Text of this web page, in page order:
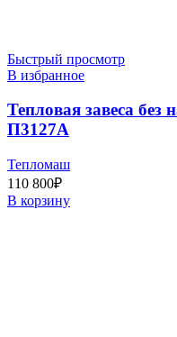
Быстрый просмотр
В избранное
Тепловая завеса
П3127A
Тепломаш
110 800₽
В корзину